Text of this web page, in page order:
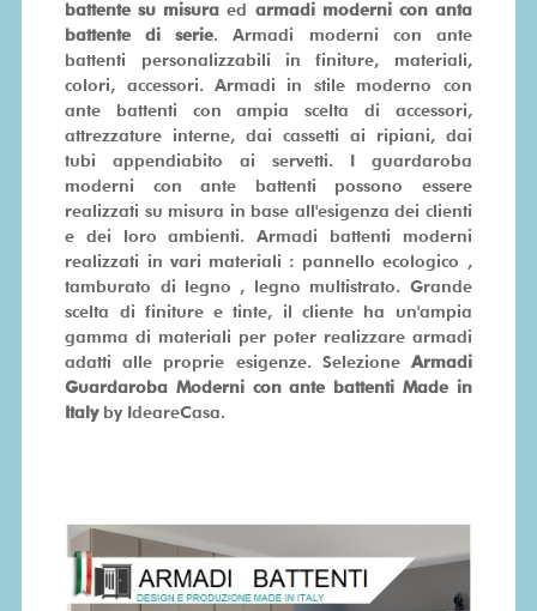
battente su misura ed armadi moderni con anta
battente di serie . Armadi moderni con ante
battenti personalizzabili in finiture, materiali,
colori, accessori. Armadi in stile moderno con
ante battenti con ampia scelta di accessori,
attrezzature interne, dai cassetti ai ripiani, dai
tubi appendiabito ai servetti. I guardaroba
moderni con ante battenti possono essere
realizzati su misura in base all'esigenza dei clienti
e dei loro ambienti. Armadi battenti moderni
realizzati in vari materiali : pannello ecologico ,
tamburato di legno , legno multistrato. Grande
scelta di finiture e tinte, il cliente ha un'ampia
gamma di materiali per poter realizzare armadi
adatti alle proprie esigenze. Selezione Armadi
Guardaroba Moderni con ante battenti Made in
Italyby IdeareCasa.